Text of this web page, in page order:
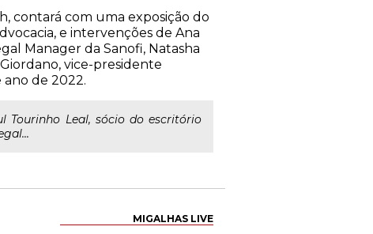
contará com uma exposição do
e intervenções de Ana
Manager da Sanofi, Natasha
vice-presidente
de 2022.
Tourinho Leal, sócio do escritório
MIGALHAS LIVE